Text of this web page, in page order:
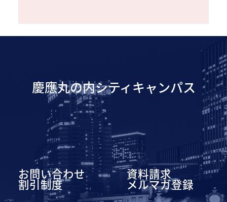
慶應丸の内シティキャンパス
お問い合わせ 資料請求
割引制度 メルマガ登録